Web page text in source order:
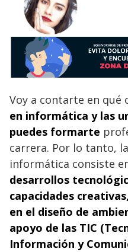
Voy a contarte en qué
en informática y las
puedes formarte
carrera. Por lo tanto,
informática consiste
desarrollos
capacidades
en el diseño de
apoyo de las TIC
Información y